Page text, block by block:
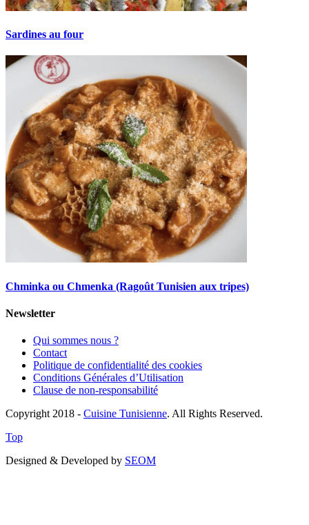
Sardines au four
Chminka ou Chmenka (Ragoût Tunisien aux tripes)
Newsletter
Qui sommes nous ?
Contact
Politique de confidentialité des cookies
Conditions Générales d’Utilisation
Clause de non-responsabilité
Copyright 2018 - Cuisine Tunisienne. All Rights Reserved.
Top
Designed & Developed by SEOM